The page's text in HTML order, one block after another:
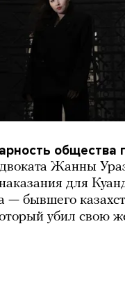
общества
Жанны
для
бывшего
убил свою